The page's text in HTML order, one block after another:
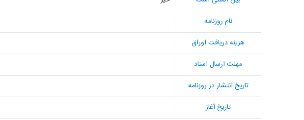
نام روزنامه
هزینه دریافت اوراق
مهلت ارسال اسناد
تاریخ انتشار در روزنامه
تاریخ آغاز